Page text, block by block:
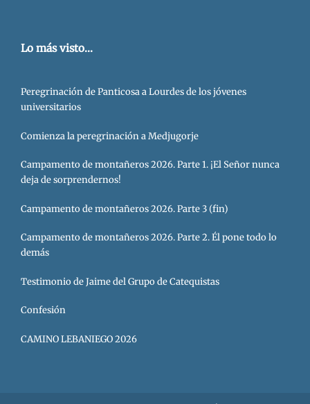
Lo más visto...
Peregrinación de Panticosa a Lourdes de los jóvenes
universitarios
Comienza la peregrinación a Medjugorje
Campamento de montañeros 2026. Parte 1. ¡El Señor nunca
deja de sorprendernos!
Campamento de montañeros 2026. Parte 3 (fin)
Campamento de montañeros 2026. Parte 2. Él pone todo lo
demás
Testimonio de Jaime del Grupo de Catequistas
Confesión
CAMINO LEBANIEGO 2026